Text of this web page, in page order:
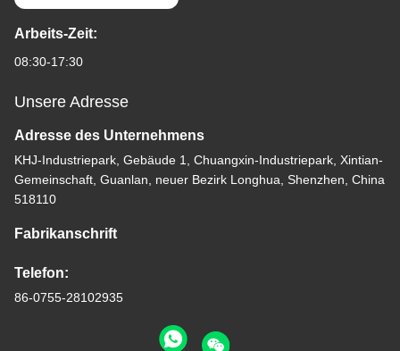
Arbeits-Zeit:
08:30-17:30
Unsere Adresse
Adresse des Unternehmens
KHJ-Industriepark, Gebäude 1, Chuangxin-Industriepark, Xintian-
Gemeinschaft, Guanlan, neuer Bezirk Longhua, Shenzhen, China
518110
Fabrikanschrift
Telefon:
86-0755-28102935